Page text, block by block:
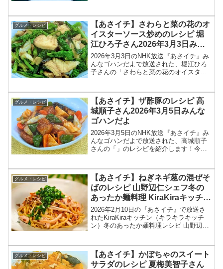
さんが登場！菜の花や、ミニトマトなど
春の野菜ととも...
グルメ・レシピ
【あさイチ】さわらと菜の花のオ
イスターソース炒めのレシピ 堀
江ひろ子さん2026年3月3日みん
なゴハンだよ
2026年3月3日のNHK放送『あさイチ』み
んなゴハンだよで放送された、堀江ひろ
子さんの「さわらと菜の花のオイスター
研究家の堀江ひろ子さんが登場！さわら
はふっくら、菜...
グルメ・レシピ
【あさイチ】ザ酢豚のレシピ 高
城順子さん2026年3月5日みんな
ゴハンだよ
2026年3月5日のNHK放送『あさイチ』み
んなゴハンだよで放送された、高城順子
さんの「」のレシピを紹介します！今回
トケチャップを加えた、ほのかな甘みと
酸味で、どこか...
グルメ・レシピ
【あさイチ】ねぎネギ葱の混ぜそ
ばのレシピ 山野辺仁シェフ冬の
あったか麺料理 KiraKiraキッチン
2026年2月10日
2026年2月10日の『あさイチ』で放送さ
れたKiraKiraキッチン（キラキラキッチ
ン）冬のあったか麺料理レシピ 山野辺仁
「あさイチ」では、KiraKiraキッチンで...
グルメ・レシピ
【あさイチ】かぼちゃのスイート
サラダのレシピ 夏梅美智子さん